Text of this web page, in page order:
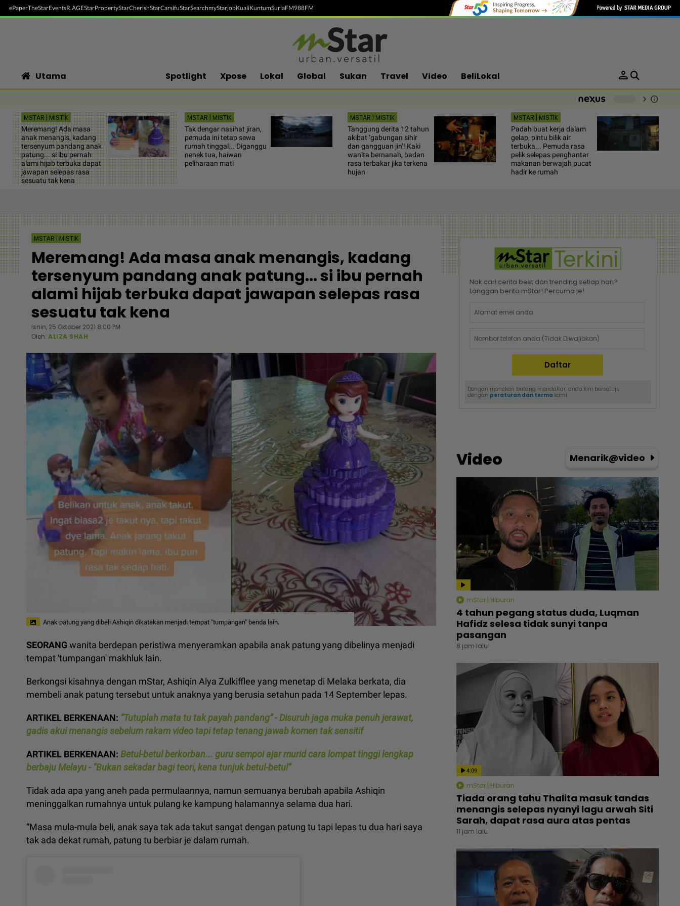
ePaperTheStarEventsR.AGEStarPropertyStarCherishStarCarsifuStarSearchmyStarjobKualiKuntumSuriaFM988FM
Utama Spotlight Xpose Lokal Global Sukan Travel Video BeliLokal person
chevron_right info
MSTAR | MISTIK
Meremang! Ada masa
anak menangis, kadang
tersenyum pandang anak
patung... si ibu pernah
alami hijab terbuka dapat
jawapan selepas rasa
sesuatu tak kena
MSTAR | MISTIK
Tak dengar nasihat jiran,
pemuda ini tetap sewa
rumah tinggal... Diganggu
nenek tua, haiwan
peliharaan mati
MSTAR | MISTIK
Tanggung derita 12 tahun
akibat ‘gabungan sihir
dan gangguan jin’! Kaki
wanita bernanah, badan
rasa terbakar jika terkena
hujan
MSTAR | MISTIK
Padah buat kerja dalam
gelap, pintu bilik air
terbuka... Pemuda rasa
pelik selepas penghantar
makanan berwajah pucat
hadir ke rumah
MSTAR | MISTIK
Meremang! Ada masa anak menangis, kadang
tersenyum pandang anak patung... si ibu pernah
alami hijab terbuka dapat jawapan selepas rasa
sesuatu tak kena
Isnin, 25 Oktober 2021 8:00 PM
Oleh: ALIZA SHAH
Anak patung yang dibeli Ashiqin dikatakan menjadi tempat "tumpangan" benda lain.
SEORANGwanita berdepan peristiwa menyeramkan apabila anak patung yang dibelinya menjadi
tempat 'tumpangan' makhluk lain.
Berkongsi kisahnya dengan mStar, Ashiqin Alya Zulkifflee yang menetap di Melaka berkata, dia
membeli anak patung tersebut untuk anaknya yang berusia setahun pada 14 September lepas.
ARTIKEL BERKENAAN: “Tutuplah mata tu tak payah pandang” - Disuruh jaga muka penuh jerawat,
gadis akui menangis sebelum rakam video tapi tetap tenang jawab komen tak sensitif
ARTIKEL BERKENAAN: Betul-betul berkorban... guru sempoi ajar murid cara lompat tinggi lengkap
berbaju Melayu - “Bukan sekadar bagi teori, kena tunjuk betul-betul”
Tidak ada apa yang aneh pada permulaannya, namun semuanya berubah apabila Ashiqin
meninggalkan rumahnya untuk pulang ke kampung halamannya selama dua hari.
“Masa mula-mula beli, anak saya tak ada takut sangat dengan patung tu tapi lepas tu dua hari saya
tak ada dekat rumah, patung tu berbiar je dalam rumah.
Nak cari cerita best dan trending setiap hari?
Langgan berita mStar! Percuma je!
Dengan menekan butang mendaftar, anda kini bersetuju
dengan peraturan dan terma kami.
Video Menarik@video
mStar | Hiburan
4 tahun pegang status duda, Luqman
Hafidz selesa tidak sunyi tanpa
pasangan
8 jam lalu
4:09
mStar | Hiburan
Tiada orang tahu Thalita masuk tandas
menangis selepas nyanyi lagu arwah Siti
Sarah, dapat rasa aura atas pentas
11 jam lalu